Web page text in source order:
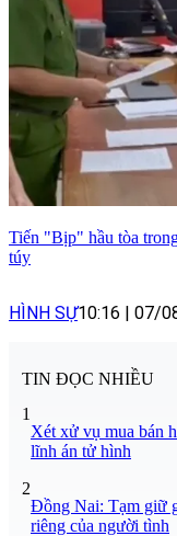
Tiến "Bịp" hầu tòa
túy
HÌNH SỰ10:16 | 07/
TIN ĐỌC NHIỀU
1
Xét xử vụ mua bán
lĩnh án tử hình
2
Đồng Nai: Tạm giữ
riêng của người tình